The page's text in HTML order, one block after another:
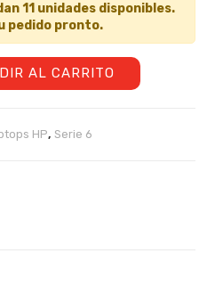
11 unidades disponibles.
pedido pronto.
AL CARRITO
HP, Serie 6